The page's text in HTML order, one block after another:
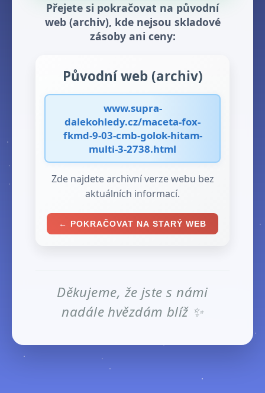
Přejete si pokračovat na původní
web (archiv), kde nejsou skladové
zásoby ani ceny:
Původní web (archiv)
www.supra-
dalekohledy.cz/maceta-fox-
fkmd-9-03-cmb-golok-hitam-
multi-3-2738.html
Zde najdete archivní verze webu bez
aktuálních informací.
← POKRAČOVAT NA STARÝ WEB
Děkujeme, že jste s námi
nadále hvězdám blíž ✨